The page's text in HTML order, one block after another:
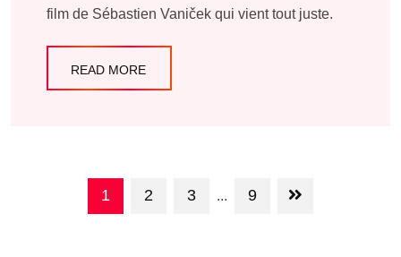
film de Sébastien Vaniček qui vient tout juste.
READ MORE
1 2 3 ... 9